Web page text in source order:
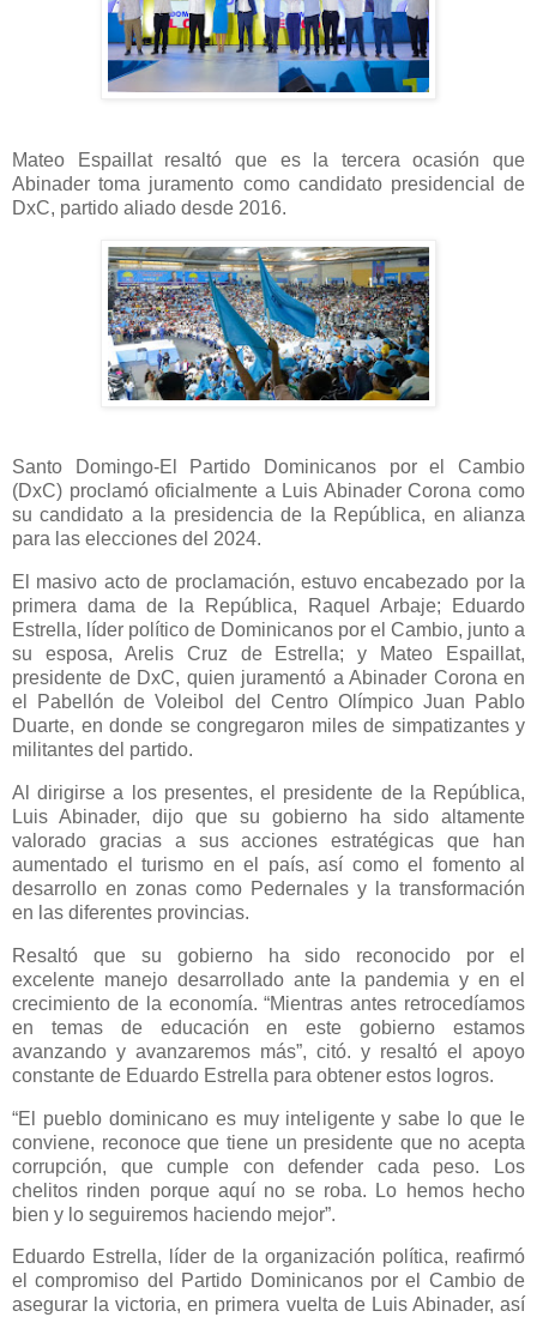
Mateo Espaillat resaltó que es la tercera ocasión que
Abinader toma juramento como candidato presidencial de
DxC, partido aliado desde 2016.
Santo Domingo-El Partido Dominicanos por el Cambio
(DxC) proclamó oficialmente a Luis Abinader Corona como
su candidato a la presidencia de la República, en alianza
para las elecciones del 2024.
El masivo acto de proclamación, estuvo encabezado por la
primera dama de la República, Raquel Arbaje; Eduardo
Estrella, líder político de Dominicanos por el Cambio, junto a
su esposa, Arelis Cruz de Estrella; y Mateo Espaillat,
presidente de DxC, quien juramentó a Abinader Corona en
el Pabellón de Voleibol del Centro Olímpico Juan Pablo
Duarte, en donde se congregaron miles de simpatizantes y
militantes del partido.
Al dirigirse a los presentes, el presidente de la República,
Luis Abinader, dijo que su gobierno ha sido altamente
valorado gracias a sus acciones estratégicas que han
aumentado el turismo en el país, así como el fomento al
desarrollo en zonas como Pedernales y la transformación
en las diferentes provincias.
Resaltó que su gobierno ha sido reconocido por el
excelente manejo desarrollado ante la pandemia y en el
crecimiento de la economía. “Mientras antes retrocedíamos
en temas de educación en este gobierno estamos
avanzando y avanzaremos más”, citó. y resaltó el apoyo
constante de Eduardo Estrella para obtener estos logros.
“El pueblo dominicano es muy inteligente y sabe lo que le
conviene, reconoce que tiene un presidente que no acepta
corrupción, que cumple con defender cada peso. Los
chelitos rinden porque aquí no se roba. Lo hemos hecho
bien y lo seguiremos haciendo mejor”.
Eduardo Estrella, líder de la organización política, reafirmó
el compromiso del Partido Dominicanos por el Cambio de
asegurar la victoria, en primera vuelta de Luis Abinader, así